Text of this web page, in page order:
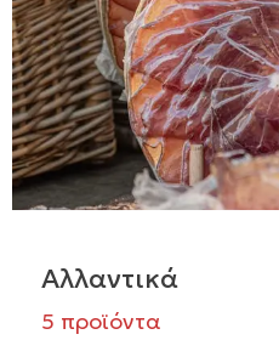
Αλλαντικά
5 προϊόντα